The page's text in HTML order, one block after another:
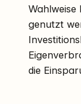
genutzt
die